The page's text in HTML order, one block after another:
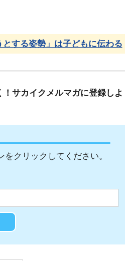
する姿勢」は子どもに伝わる
サカイクメルマガに登録しよ
クリックしてください。